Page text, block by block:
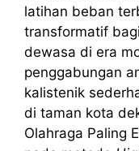
latihan beban
transformatif
dewasa di era
penggabungan
kalistenik
di taman kota
Olahraga Paling